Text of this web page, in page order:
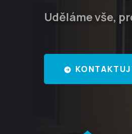
Poskytujeme
VÍCE ZDE